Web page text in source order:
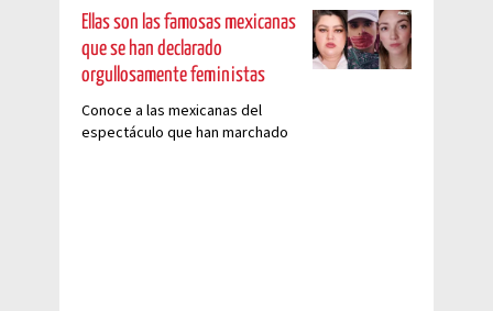
Ellas son las famosas mexicanas
que se han declarado
orgullosamente feministas
Conoce a las mexicanas del
espectáculo que han marchado